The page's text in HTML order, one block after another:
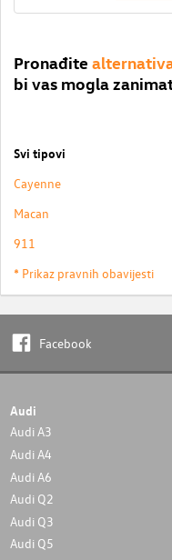
Pronađite
bi vas mogla
Svi tipovi
Cayenne
Macan
911
* Prikaz pravnih obavijesti
Facebook
Audi
Audi A3
Audi A4
Audi A6
Audi Q2
Audi Q3
Audi Q5